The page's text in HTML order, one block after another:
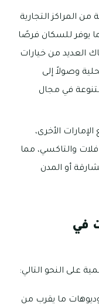
المراكز التجارية
يوفر للسكان فرصًا
العديد من خيارات
وصولاً إلى
في مجال
الأخرى،
والتاكسي، مما
أو المدن
في
على النحو التالي:
ما يقرب من